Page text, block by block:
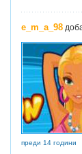
e_m_a_98
преди 14 години